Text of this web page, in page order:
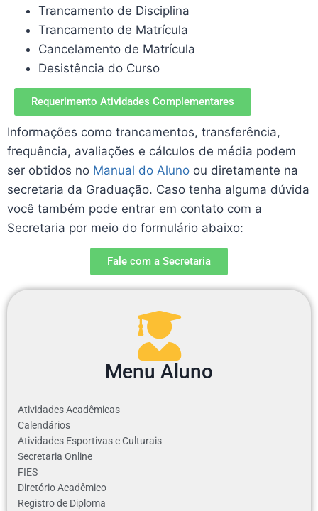
Trancamento de Disciplina
Trancamento de Matrícula
Cancelamento de Matrícula
Desistência do Curso
Requerimento Atividades Complementares
Informações como trancamentos, transferência,
frequência, avaliações e cálculos de média podem
ser obtidos no Manual do Aluno ou diretamente na
secretaria da Graduação. Caso tenha alguma dúvida
você também pode entrar em contato com a
Secretaria por meio do formulário abaixo:
Fale com a Secretaria
Menu Aluno
Atividades Acadêmicas
Calendários
Atividades Esportivas e Culturais
Secretaria Online
FIES
Diretório Acadêmico
Registro de Diploma